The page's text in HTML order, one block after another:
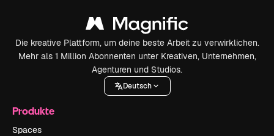
Die kreative Plattform, um deine beste Arbeit zu verwirklichen.
Mehr als 1 Million Abonnenten unter Kreativen, Unternehmen,
Agenturen und Studios.
Deutsch
Produkte
Spaces